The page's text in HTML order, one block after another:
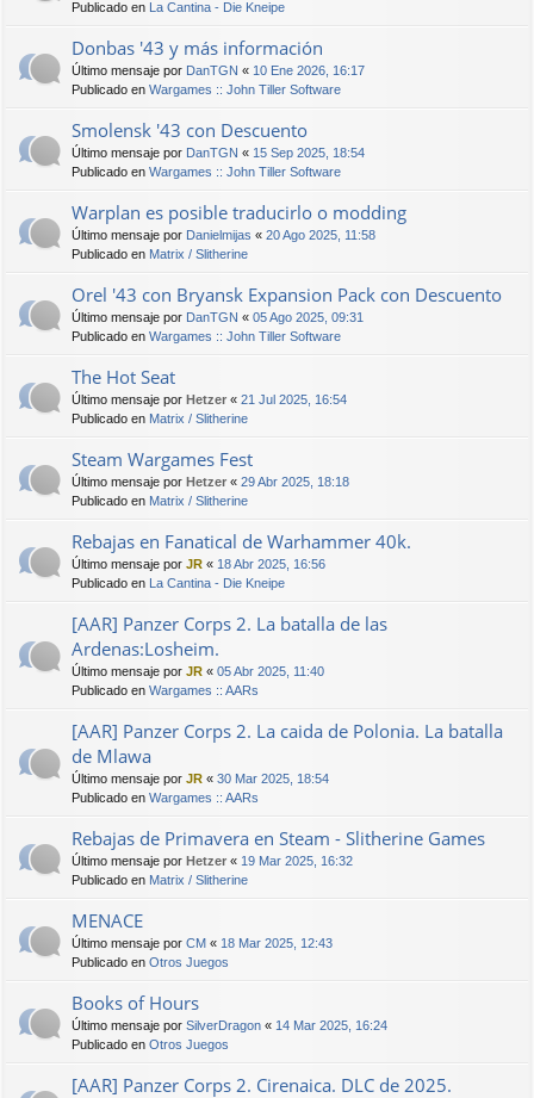
Publicado en La Cantina - Die Kneipe
Donbas '43 y más información
Último mensaje por DanTGN « 10 Ene 2026, 16:17
Publicado en Wargames :: John Tiller Software
Smolensk '43 con Descuento
Último mensaje por DanTGN « 15 Sep 2025, 18:54
Publicado en Wargames :: John Tiller Software
Warplan es posible traducirlo o modding
Último mensaje por Danielmijas « 20 Ago 2025, 11:58
Publicado en Matrix / Slitherine
Orel '43 con Bryansk Expansion Pack con Descuento
Último mensaje por DanTGN « 05 Ago 2025, 09:31
Publicado en Wargames :: John Tiller Software
The Hot Seat
Último mensaje por Hetzer « 21 Jul 2025, 16:54
Publicado en Matrix / Slitherine
Steam Wargames Fest
Último mensaje por Hetzer « 29 Abr 2025, 18:18
Publicado en Matrix / Slitherine
Rebajas en Fanatical de Warhammer 40k.
Último mensaje por JR « 18 Abr 2025, 16:56
Publicado en La Cantina - Die Kneipe
[AAR] Panzer Corps 2. La batalla de las
Ardenas:Losheim.
Último mensaje por JR « 05 Abr 2025, 11:40
Publicado en Wargames :: AARs
[AAR] Panzer Corps 2. La caida de Polonia. La batalla
de Mlawa
Último mensaje por JR « 30 Mar 2025, 18:54
Publicado en Wargames :: AARs
Rebajas de Primavera en Steam - Slitherine Games
Último mensaje por Hetzer « 19 Mar 2025, 16:32
Publicado en Matrix / Slitherine
MENACE
Último mensaje por CM « 18 Mar 2025, 12:43
Publicado en Otros Juegos
Books of Hours
Último mensaje por SilverDragon « 14 Mar 2025, 16:24
Publicado en Otros Juegos
[AAR] Panzer Corps 2. Cirenaica. DLC de 2025.